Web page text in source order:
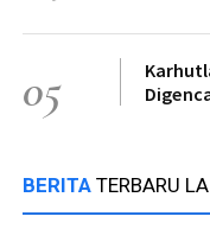
05
BERITA TERBARU